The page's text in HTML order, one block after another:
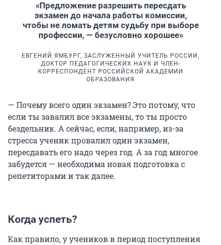
«Предложение разрешить пересдать
экзамен до начала работы комиссии,
чтобы не ломать детям судьбу при выборе
профессии, — безусловно хорошее»
ЕВГЕНИЙ ЯМБУРГ, ЗАСЛУЖЕННЫЙ УЧИТЕЛЬ РОССИИ,
ДОКТОР ПЕДАГОГИЧЕСКИХ НАУК И ЧЛЕН-
КОРРЕСПОНДЕНТ РОССИЙСКОЙ АКАДЕМИИ
ОБРАЗОВАНИЯ
— Почему всего один экзамен? Это потому, что
если ты завалил все экзамены, то ты просто
бездельник. А сейчас, если, например, из-за
стресса ученик провалил один экзамен,
пересдавать его надо через год. А за год многое
забудется — необходима новая подготовка с
репетиторами и так далее.
Когда успеть?
Как правило, у учеников в период поступления